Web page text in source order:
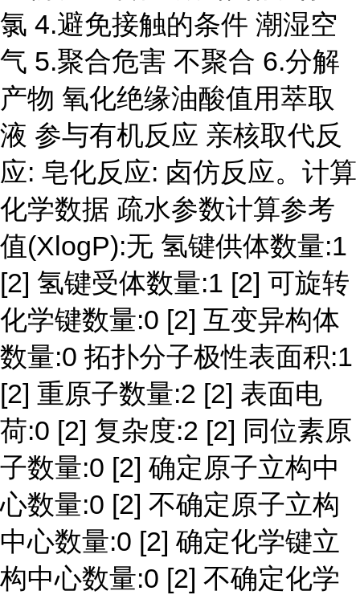
氯 4.避免接触的条件 潮湿空
气 5.聚合危害 不聚合 6.分解
产物 氧化绝缘油酸值用萃取
液 参与有机反应 亲核取代反
应: 皂化反应: 卤仿反应。计算
化学数据 疏水参数计算参考
值(XlogP):无 氢键供体数量:1
[2] 氢键受体数量:1 [2] 可旋转
化学键数量:0 [2] 互变异构体
数量:0 拓扑分子极性表面积:1
[2] 重原子数量:2 [2] 表面电
荷:0 [2] 复杂度:2 [2] 同位素原
子数量:0 [2] 确定原子立构中
心数量:0 [2] 不确定原子立构
中心数量:0 [2] 确定化学键立
构中心数量:0 [2] 不确定化学